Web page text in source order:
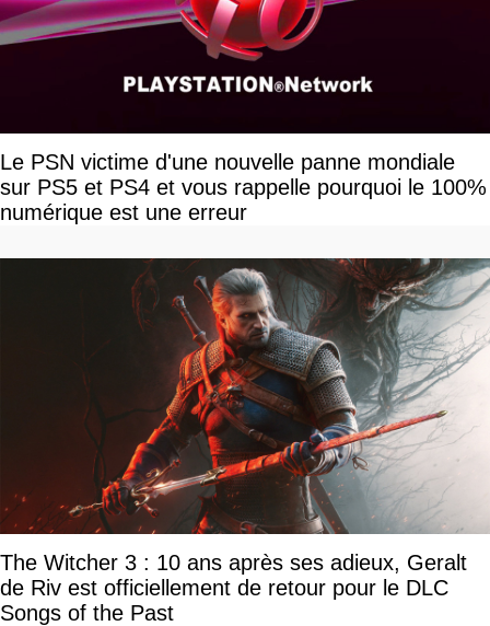
Le PSN victime d'une nouvelle panne mondiale
sur PS5 et PS4 et vous rappelle pourquoi le 100%
numérique est une erreur
The Witcher 3 : 10 ans après ses adieux, Geralt
de Riv est officiellement de retour pour le DLC
Songs of the Past